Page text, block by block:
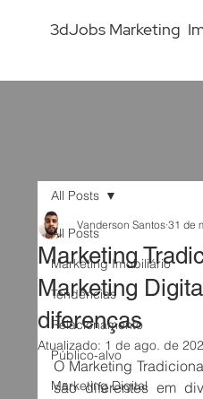
3dJobs Marketing
All Posts
Marketing Imobiliário
Tendências
Relacionamento
Público-alvo
Marketing Digital
All Posts
Marketing
Marketing
diferenças
Vanderson Santos 31 de
Atualizado: 1 de ago. de
O Marketing
são diferentes em